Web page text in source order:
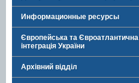
Информационные ресурсы
Європейська та Євроатлантична
інтеграція України
Архівний відділ